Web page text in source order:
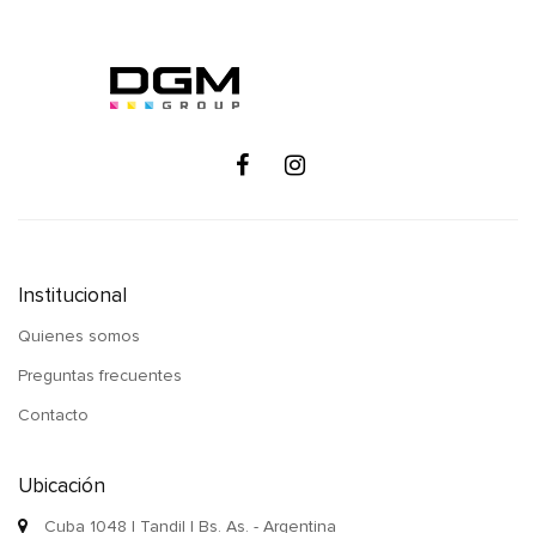
Institucional
Quienes somos
Preguntas frecuentes
Contacto
Ubicación
Cuba 1048 | Tandil | Bs. As. - Argentina